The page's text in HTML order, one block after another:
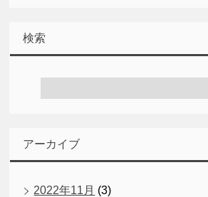
検索
アーカイブ
2022年11月 (3)